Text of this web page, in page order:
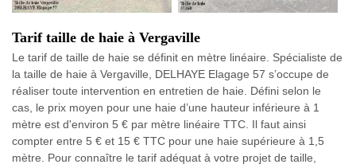
Tarif taille de haie à Vergaville
Le tarif de taille de haie se définit en mètre linéaire. Spécialiste de
la taille de haie à Vergaville, DELHAYE Elagage 57 s’occupe de
réaliser toute intervention en entretien de haie. Défini selon le
cas, le prix moyen pour une haie d’une hauteur inférieure à 1
mètre est d'environ 5 € par mètre linéaire TTC. Il faut ainsi
compter entre 5 € et 15 € TTC pour une haie supérieure à 1,5
mètre. Pour connaître le tarif adéquat à votre projet de taille,